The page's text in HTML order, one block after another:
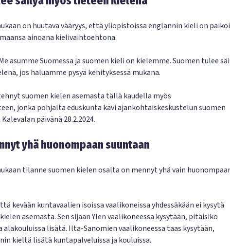
on huutava vääryys, että yliopistoissa englannin kieli on
ainoana kielivaihtoehtona.
asumme Suomessa ja suomen kieli on kielemme. Suomen tulee
jos haluamme pysyä kehityksessä mukana.
suomen kielen asemasta tällä kaudella myös
jonka pohjalta eduskunta kävi ajankohtaiskeskustelun suomen
päivänä 28.2.2024.
yhä huonompaan suuntaan
tilanne suomen kielen osalta on mennyt yhä vain
kevään kuntavaalien isoissa vaalikoneissa yhdessäkään ei kysytä
asemasta. Sen sijaan Ylen vaalikoneessa kysytään, pitäisikö
lisätä. Ilta-Sanomien vaalikoneessa taas kysytään,
kieltä lisätä kuntapalveluissa ja kouluissa.